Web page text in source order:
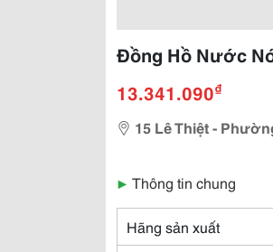
Đồng Hồ Nước
13.341.090₫
15 Lê Thiệt -
▶ Thông tin chung
Hãng sản xuất